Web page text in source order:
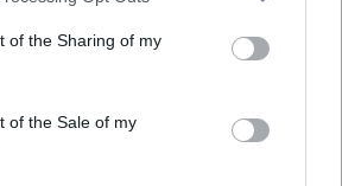
or usage behaviour. You may click to
to Google and its third-party tags to
specified purposes in below Google
of the Sharing of my
of the Sale of my
Αποχώρησε η Χριστίνα
χαίρομαι»